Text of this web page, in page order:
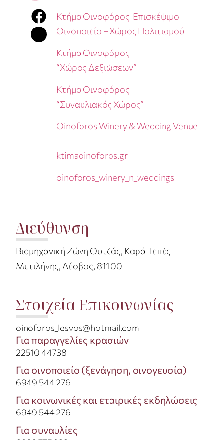
Κτήμα Οινοφόρος Επισκέψιμο
Οινοποιείο – Χώρος Πολιτισμού
Κτήμα Οινοφόρος
“Χώρος Δεξιώσεων”
Κτήμα Οινοφόρος
“Συναυλιακός Χώρος”
Oinoforos Winery & Wedding Venue
ktimaoinoforos.gr
oinoforos_winery_n_weddings
Διεύθυνση
Βιομηχανική Ζώνη Ουτζάς, Καρά Τεπές
Μυτιλήνης, Λέσβος, 811 00
Στοιχεία Επικοινωνίας
oinoforos_lesvos@hotmail.com​
Για παραγγελίες κρασιών
22510 44738​
Για οινοποιείο (ξενάγηση, οινογευσία)​
6949 544 276
Για κοινωνικές και εταιρικές εκδηλώσεις​
6949 544 276
Για συναυλίες​